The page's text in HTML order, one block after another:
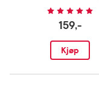
159,-
Kjøp